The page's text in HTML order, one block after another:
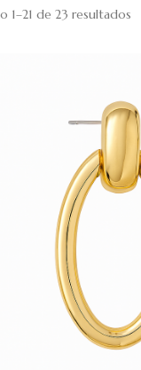
1–21 de 23 resultados